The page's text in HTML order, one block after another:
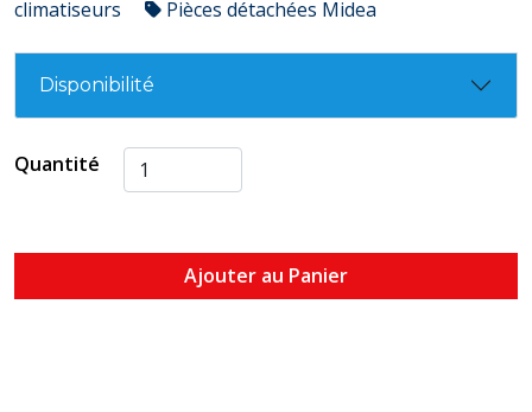
climatiseurs
Pièces détachées Midea
Disponibilité
Quantité
Ajouter au Panier